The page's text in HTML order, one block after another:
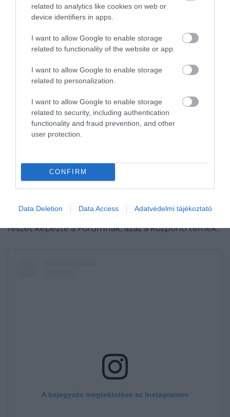
related to analytics like cookies on web or
device identifiers in apps.
I want to allow Google to enable storage
related to functionality of the website or app.
I want to allow Google to enable storage
related to personalization.
I want to allow Google to enable storage
related to security, including authentication
functionality and fraud prevention, and other
user protection.
CONFIRM
Data Deletion Data Access Adatvédelmi tájékoztató
A történelmi séták után tökéletes levezetés lehet a
helyi piac, aMercat Central
bárki belekóstolhat a helyi ételkülönlegességekbe.
Kikötőváros lévén Tarragonában semmiképpen se
tengeri herkentyűket
, melyeket
például aPlaça de la Fontfőtéren sorakozó
éttermek egyikében is kipróbálhatnak az utazók.
Ha a hasunkra hallgatnánk:5 város, 5
klasszikus: a legjobb spanyol úti célok egy jó
Az ínycsiklandó fogások után érdemes elsétálni
hatalmas kapuval és rózsaablakokkal díszített
, mely már a rómaiak idején is fontos
részét képezte a Forumnak, azaz a központi térnek.
A bejegyzés megtekintése az Instagramon